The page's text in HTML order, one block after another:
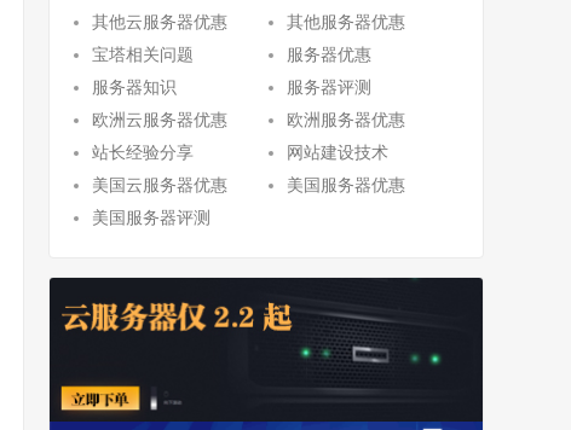
其他云服务器优惠
其他服务器优惠
宝塔相关问题
服务器优惠
服务器知识
服务器评测
欧洲云服务器优惠
欧洲服务器优惠
站长经验分享
网站建设技术
美国云服务器优惠
美国服务器优惠
美国服务器评测